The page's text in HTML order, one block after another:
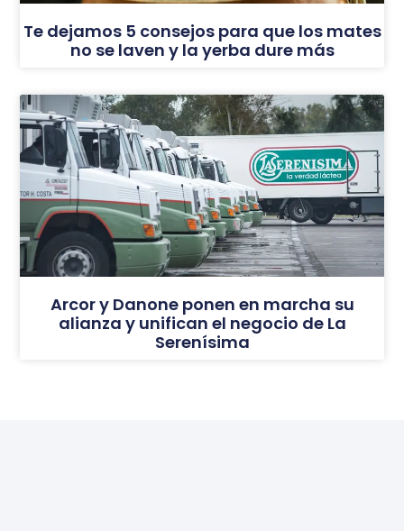
Te dejamos 5 consejos para que los mates
no se laven y la yerba dure más
Arcor y Danone ponen en marcha su
alianza y unifican el negocio de La
Serenísima